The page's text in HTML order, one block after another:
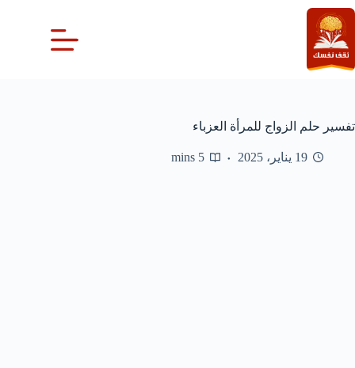
التجاوز
إلى
المحتوى
تفسير حلم الزواج للمرأة العزباء
19 يناير، 2025 5 mins